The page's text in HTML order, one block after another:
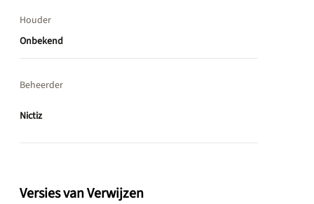
Houder
Onbekend
Beheerder
Nictiz
Versies van Verwijzen